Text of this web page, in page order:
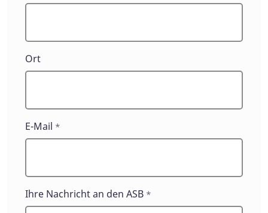
Ort
E-Mail *
Ihre Nachricht an den ASB *